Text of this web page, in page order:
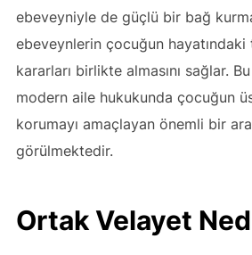
ebeveyniyle de güçlü bir bağ
ebeveynlerin çocuğun hayatındaki
kararları birlikte almasını sağlar.
modern aile hukukunda çocuğun
korumayı amaçlayan önemli bir
görülmektedir.
Ortak Velayet